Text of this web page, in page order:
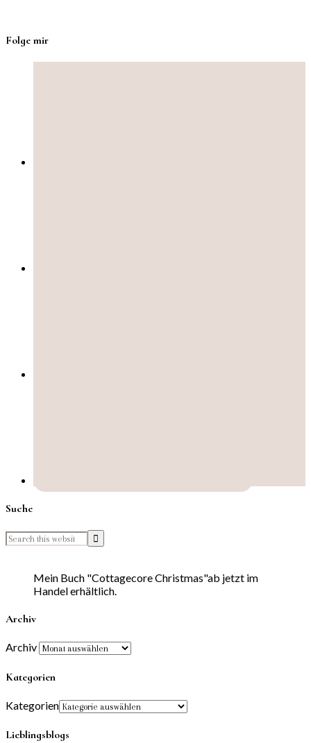
Folge mir
Suche
Mein Buch "Cottagecore Christmas"ab jetzt im
Handel erhältlich.
Archiv
Archiv
Kategorien
Kategorien
Lieblingsblogs